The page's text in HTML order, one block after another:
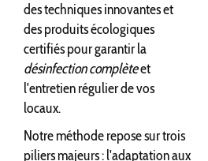
des techniques innovantes et
des produits écologiques
certifiés pour garantir la
désinfection complèteet
l'entretien régulier de vos
locaux.
Notre méthode repose sur trois
piliers majeurs : l'adaptation aux